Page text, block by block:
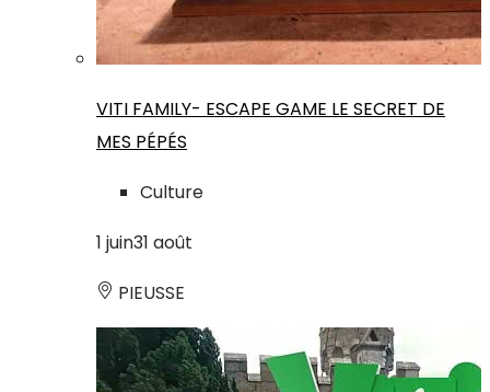
VITI FAMILY- ESCAPE GAME LE SECRET DE
MES PÉPÉS
Culture
1 juin31 août
PIEUSSE